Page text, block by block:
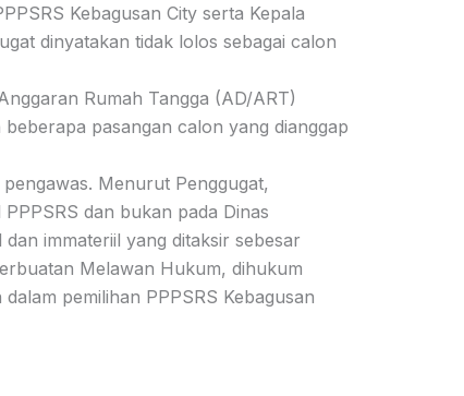
Kebagusan City serta Kepala
dinyatakan tidak lolos sebagai calon
Rumah Tangga (AD/ART)
pasangan calon yang dianggap
Menurut Penggugat,
dan bukan pada Dinas
immateriil yang ditaksir sebesar
Melawan Hukum, dihukum
pemilihan PPPSRS Kebagusan